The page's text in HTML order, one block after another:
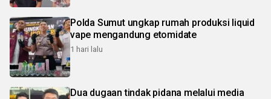
Polda Sumut ungkap rumah produksi liquid
vape mengandung etomidate
1 hari lalu
Dua dugaan tindak pidana melalui media